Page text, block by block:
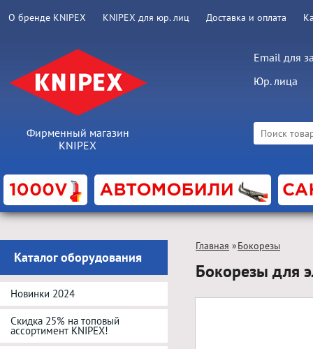
О бренде KNIPEX KNIPEX для юр. лиц Доставка и оплата
Фирменный магазин
KNIPEX
Email для
Юр. лица
Каталог оборудования
Новинки 2024
Скидка 25% на топовый
ассортимент KNIPEX!
Главная »Бокорезы
Бокорезы для